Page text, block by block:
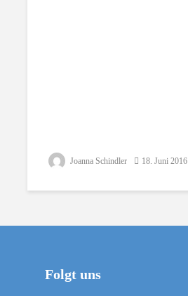
Joanna Schindler 18. Juni 2016
Folgt uns